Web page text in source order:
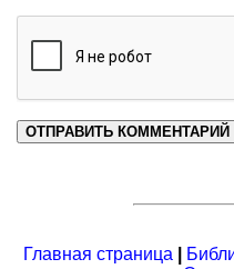
Главная страница